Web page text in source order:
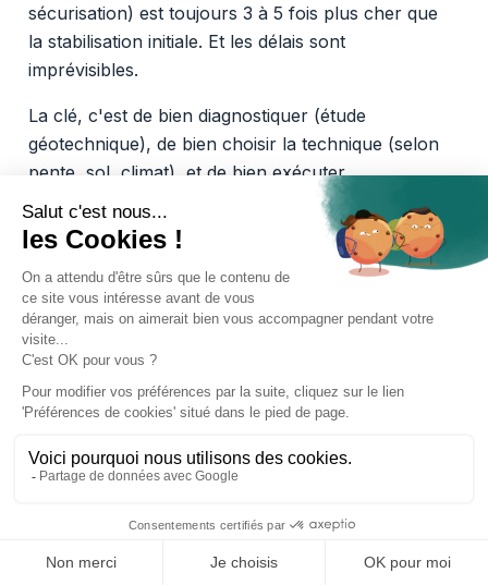
sécurisation) est toujours 3 à 5 fois plus cher que
la stabilisation initiale. Et les délais sont
imprévisibles.
La clé, c'est de bien diagnostiquer (étude
géotechnique), de bien choisir la technique (selon
pente, sol, climat), et de bien exécuter
(compaction vérifiée, drainage complet, couche de
transition solide). Les cinq techniques présentées
ici couvrent tous les cas terrain. Du compactage
simple au cloutage complexe, une solution existe
pour chaque projet.
Koncretepeut vous accompagner sur le sourcing
des matériaux (granulats, géotextiles,
enrochements) avec une plateforme transparente
équipes pour affiner votre choix et valider vos
Vous voulez des granulats on